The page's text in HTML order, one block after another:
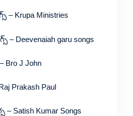
– Krupa Ministries
Deevenaiah garu songs
Bro J John
Prakash Paul
Satish Kumar Songs